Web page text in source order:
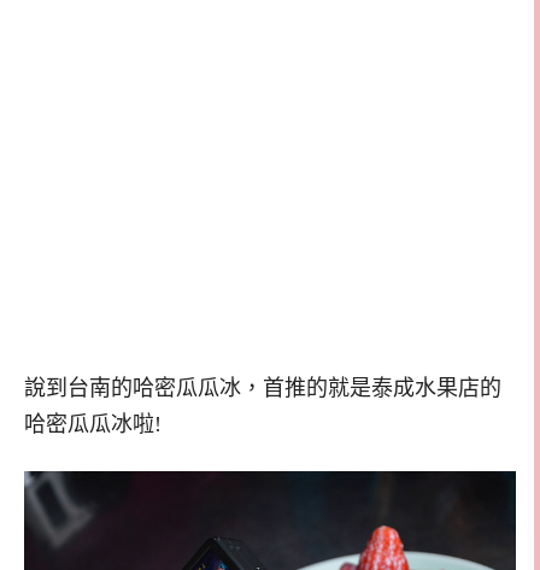
說到台南的哈密瓜瓜冰，首推的就是泰成水果店的
哈密瓜瓜冰啦!